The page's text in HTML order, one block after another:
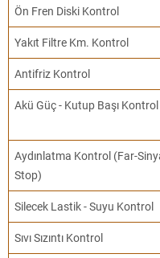
Ön Fren Diski Kontrol
Yakıt Filtre Km. Kontrol
Antifriz Kontrol
Akü Güç - Kutup Başı Kontrol
Aydınlatma Kontrol (Far-
Stop)
Silecek Lastik - Suyu Kontrol
Sıvı Sızıntı Kontrol